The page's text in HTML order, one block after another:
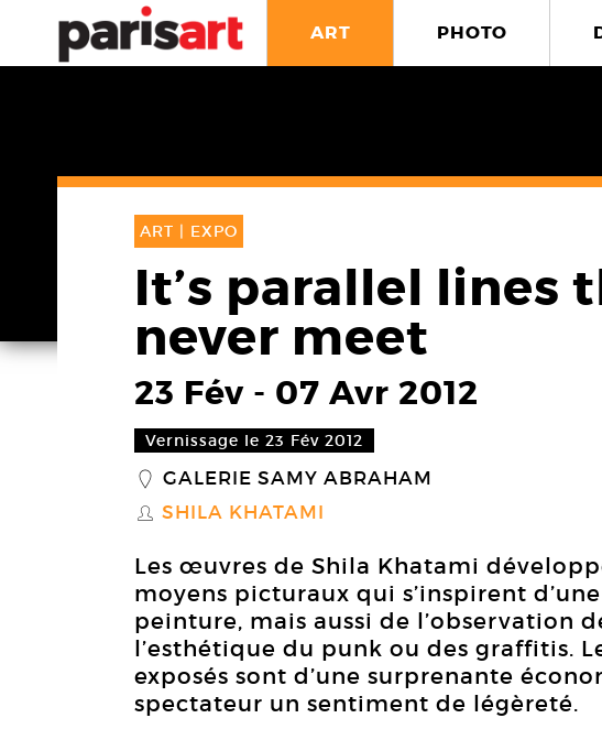
ART PHOTO
ART | EXPO
It’s parallel lines
never meet
23 Fév - 07 Avr 2012
Vernissage le 23 Fév 2012
_ GALERIE SAMY ABRAHAM
S SHILA KHATAMI
Les œuvres de Shila Khatami
moyens picturaux qui s’inspirent
peinture, mais aussi de l’observation
l’esthétique du punk ou des graffitis.
exposés sont d’une surprenante
spectateur un sentiment de légèreté.